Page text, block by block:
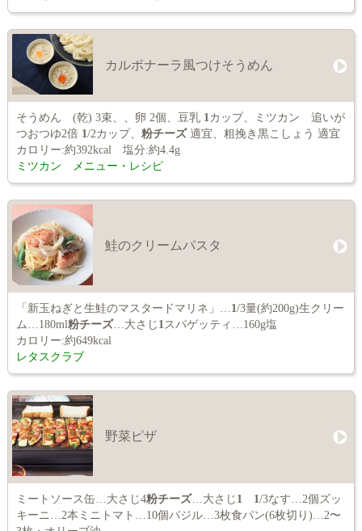
カルボナーラ風つけそうめん
そうめん (乾) 3束、、卵 2個、豆乳 1 カップ、ミツカン 追いが
つおつゆ2倍 1 /2カップ、 粉チーズ適宜、粗挽き黒こしょう 適宜
カロリー:約392kcal 塩分:約4.4g
ミツカン メニュー・レシピ
鮭のクリームパスタ
「新玉ねぎと生鮭のマスタードマリネ」… 1 /3量(約200g)生クリー
ム…180ml粉チーズ…大さじ 1 スパゲッティ…160g塩
カロリー:約649kcal
レタスクラブ
野菜ピザ
ミートソース缶…大さじ4粉チーズ…大さじ 1 1 /3なす…2個ズッ
キーニ…2本ミニトマト…10個バジル…3枚食パン(6枚切り)…2〜